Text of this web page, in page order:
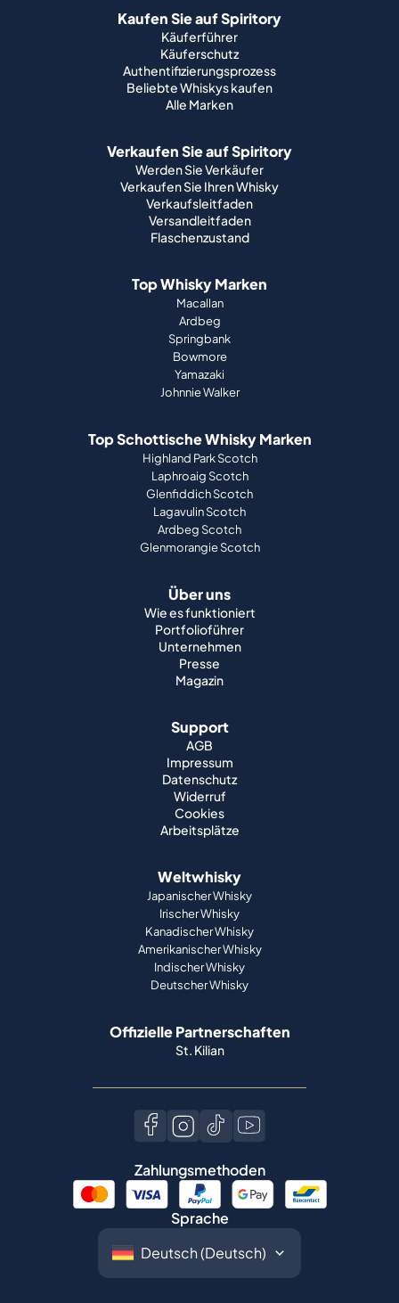
Kaufen Sie auf Spiritory
Käuferführer
Käuferschutz
Authentifizierungsprozess
Beliebte Whiskys kaufen
Alle Marken
Verkaufen Sie auf Spiritory
Werden Sie Verkäufer
Verkaufen Sie Ihren Whisky
Verkaufsleitfaden
Versandleitfaden
Flaschenzustand
Top Whisky Marken
Macallan
Ardbeg
Springbank
Bowmore
Yamazaki
Johnnie Walker
Top Schottische Whisky Marken
Highland Park Scotch
Laphroaig Scotch
Glenfiddich Scotch
Lagavulin Scotch
Ardbeg Scotch
Glenmorangie Scotch
Über uns
Wie es funktioniert
Portfolioführer
Unternehmen
Presse
Magazin
Support
AGB
Impressum
Datenschutz
Widerruf
Cookies
Arbeitsplätze
Weltwhisky
Japanischer Whisky
Irischer Whisky
Kanadischer Whisky
Amerikanischer Whisky
Indischer Whisky
Deutscher Whisky
Offizielle Partnerschaften
St. Kilian
Zahlungsmethoden
Sprache